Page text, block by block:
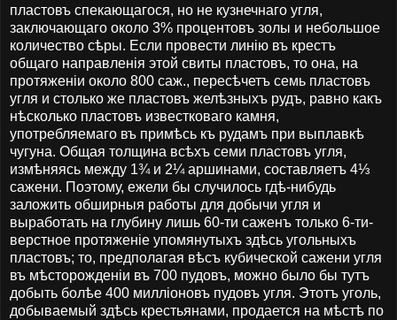
пластовъ спекающагося, но не кузнечнаго угля,
заключающаго около 3% процентовъ золы и небольшое
количество сѣры. Если провести линію въ крестъ
общаго направленія этой свиты пластовъ, то она, на
протяженіи около 800 саж., пересѣчетъ семь пластовъ
угля и столько же пластовъ желѣзныхъ рудъ, равно какъ
нѣсколько пластовъ известковаго камня,
употребляемаго въ примѣсь къ рудамъ при выплавкѣ
чугуна. Общая толщина всѣхъ семи пластовъ угля,
измѣняясь между 1¾ и 2¼ аршинами, составляетъ 4⅓
сажени. Поэтому, ежели бы случилось гдѣ-нибудь
заложить обширныя работы для добычи угля и
выработать на глубину лишь 60-ти саженъ только 6-ти-
верстное протяженіе упомянутыхъ здѣсь угольныхъ
пластовъ; то, предполагая вѣсъ кубической сажени угля
въ мѣсторожденіи въ 700 пудовъ, можно было бы тутъ
добыть болѣе 400 милліоновъ пудовъ угля. Этотъ уголь,
добываемый здѣсь крестьянами, продается на мѣстѣ по